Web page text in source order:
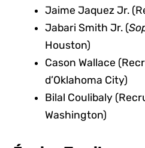
Jaime Jaquez Jr.
Jabari Smith Jr. (
Houston)
Cason Wallace
d’Oklahoma City)
Bilal Coulibaly
Washington)